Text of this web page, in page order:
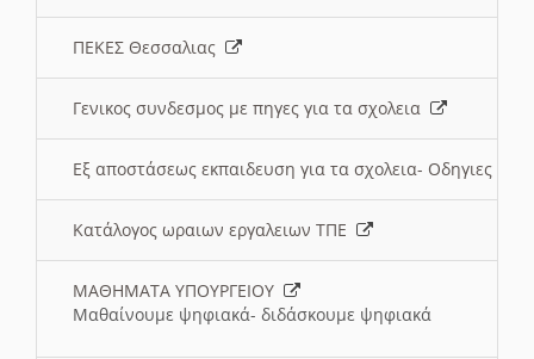
ΠΕΚΕΣ Θεσσαλιας
Γενικος συνδεσμος με πηγες για τα σχολεια
Εξ αποστάσεως εκπαιδευση για τα σχολεια- Οδηγιες
Κατάλογος ωραιων εργαλειων ΤΠΕ
ΜΑΘΗΜΑΤΑ ΥΠΟΥΡΓΕΙΟΥ
Μαθαίνουμε ψηφιακά- διδάσκουμε ψηφιακά